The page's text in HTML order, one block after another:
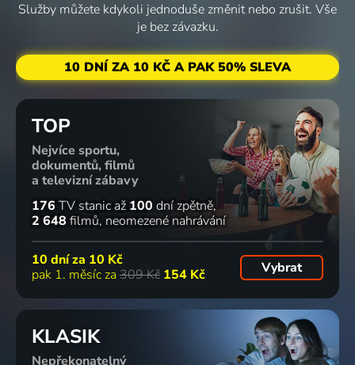
Služby můžete kdykoli jednoduše změnit nebo zrušit. Vše
je bez závazku.
10 DNÍ ZA 10 KČ A PAK 50% SLEVA
TOP
Nejvíce sportu,
dokumentů, filmů
a televizní zábavy
176 TV stanic až 100 dní zpětně
2 648 filmů neomezené nahrávání
10 dní za 10 Kč
pak 1. měsíc za 309 Kč 154 Kč Vybrat
KLASIK
Nepřekonatelný